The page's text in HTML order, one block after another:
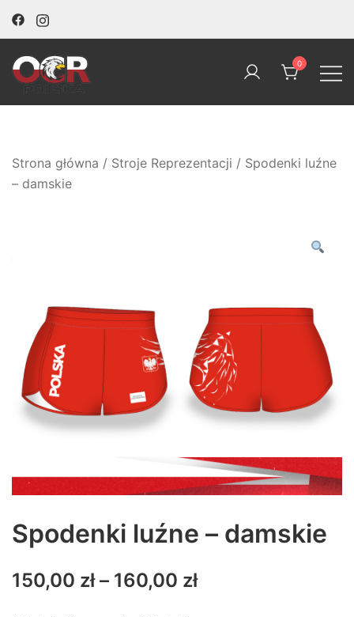
Skip
OCR Polska
0
Strona główna / Stroje Reprezentacji / Spodenki luźne
– damskie
Spodenki luźne – damskie
150,00 zł– 160,00 zł